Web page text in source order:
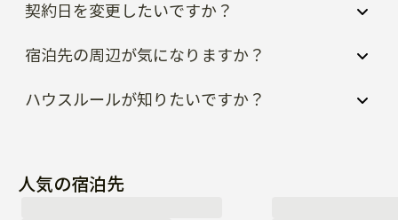
契約日を変更したいですか？
宿泊先の周辺が気になりますか？
ハウスルールが知りたいですか？
人気の宿泊先